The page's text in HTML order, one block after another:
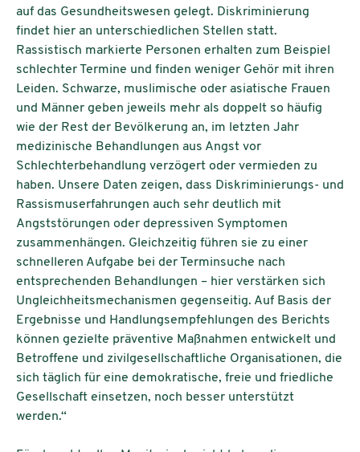
auf das Gesundheitswesen gelegt. Diskriminierung
findet hier an unterschiedlichen Stellen statt.
Rassistisch markierte Personen erhalten zum Beispiel
schlechter Termine und finden weniger Gehör mit ihren
Leiden. Schwarze, muslimische oder asiatische Frauen
und Männer geben jeweils mehr als doppelt so häufig
wie der Rest der Bevölkerung an, im letzten Jahr
medizinische Behandlungen aus Angst vor
Schlechterbehandlung verzögert oder vermieden zu
haben. Unsere Daten zeigen, dass Diskriminierungs- und
Rassismuserfahrungen auch sehr deutlich mit
Angststörungen oder depressiven Symptomen
zusammenhängen. Gleichzeitig führen sie zu einer
schnelleren Aufgabe bei der Terminsuche nach
entsprechenden Behandlungen – hier verstärken sich
Ungleichheitsmechanismen gegenseitig. Auf Basis der
Ergebnisse und Handlungsempfehlungen des Berichts
können gezielte präventive Maßnahmen entwickelt und
Betroffene und zivilgesellschaftliche Organisationen, die
sich täglich für eine demokratische, freie und friedliche
Gesellschaft einsetzen, noch besser unterstützt
werden.“